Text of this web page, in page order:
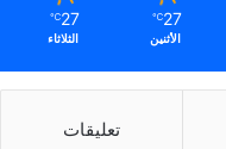
27
℃
الأثنين
27
℃
الثلاثاء
تعليقات